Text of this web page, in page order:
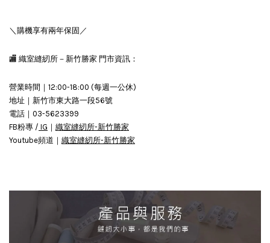
＼購機享有兩年保固／
🏬 織室縫紉所－新竹勝家 門市資訊：
營業時間｜12:00-18:00 (每週一公休)
地址｜新竹市東大路一段56號
電話｜03-5623399
FB粉專 / IG ｜ 織室縫紉所-新竹勝家
Youtube頻道｜ 織室縫紉所-新竹勝家